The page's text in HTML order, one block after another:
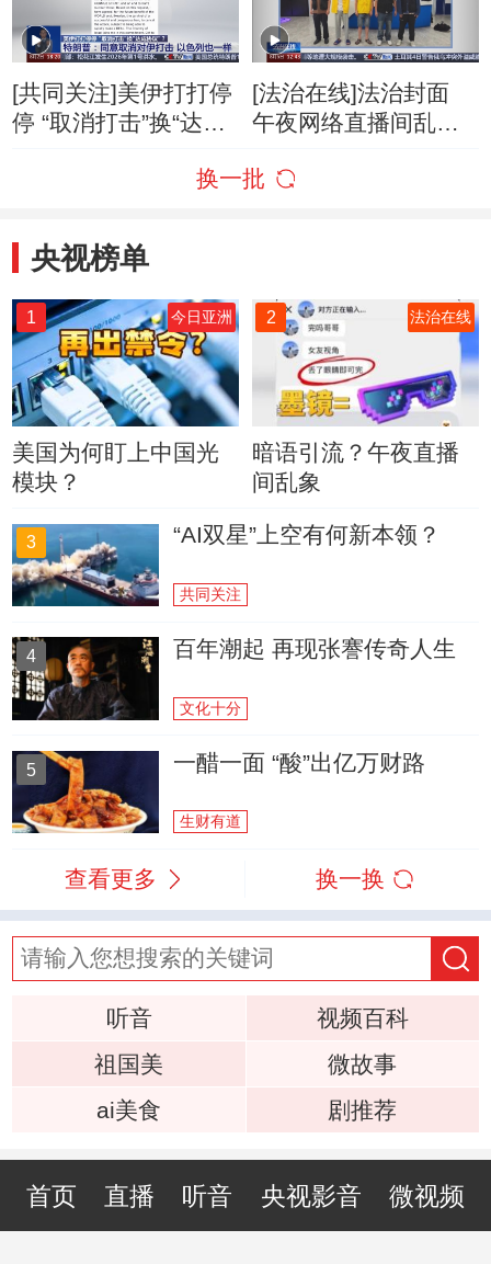
[共同关注]美伊打打停
停 “取消打击”换“达成
取消对伊打击 以色列
[法治在线]法治封面
午夜网络直播间乱象
换一批
央视榜单
1 今日亚洲
美国为何盯上中国光
模块？
2 法治在线
暗语引流？午夜直播
间乱象
3 “AI双星”上空有何新本领？
共同关注
4 百年潮起 再现张謇传奇人生
文化十分
5 一醋一面 “酸”出亿万财路
生财有道
查看更多 换一换
听音
视频百科
祖国美
微故事
ai美食
剧推荐
首页 直播 听音 央视影音 微视频